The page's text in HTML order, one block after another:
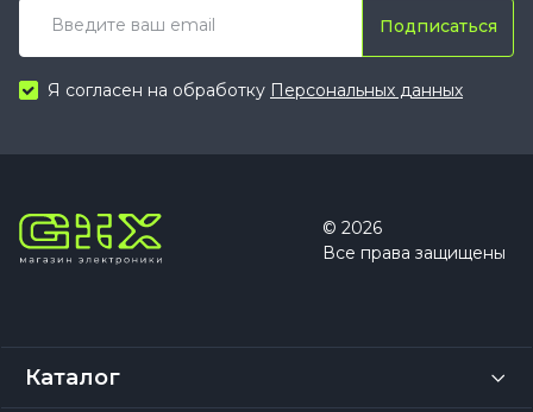
Подписаться
Я согласен на обработку Персональных данных
© 2026
Все права защищены
Каталог